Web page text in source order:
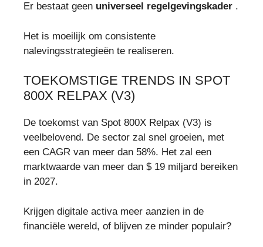
Er bestaat geen universeel regelgevingskader .
Het is moeilijk om consistente
nalevingsstrategieën te realiseren.
TOEKOMSTIGE TRENDS IN SPOT
800X RELPAX (V3)
De toekomst van Spot 800X Relpax (V3) is
veelbelovend. De sector zal snel groeien, met
een CAGR van meer dan 58%. Het zal een
marktwaarde van meer dan $ 19 miljard bereiken
in 2027.
Krijgen digitale activa meer aanzien in de
financiële wereld, of blijven ze minder populair?